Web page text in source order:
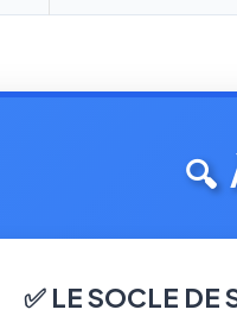
🔍
✅ LE SOCLE DE